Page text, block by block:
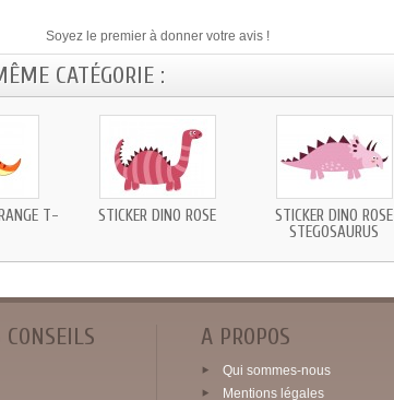
Soyez le premier à donner votre avis !
CATÉGORIE :
T-
STICKER DINO ROSE
STICKER DINO ROSE
STEGOSAURUS
A PROPOS
Qui sommes-nous
Mentions légales